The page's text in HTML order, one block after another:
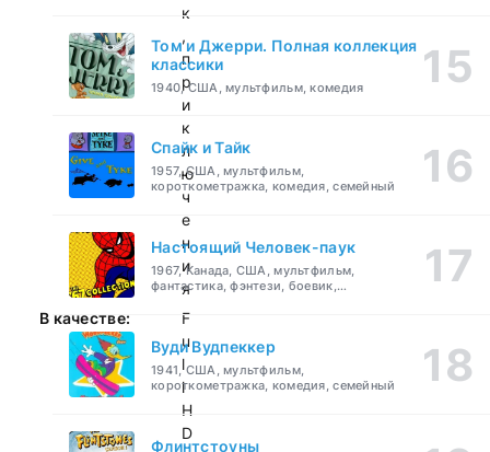
к
,
п
р
и
к
л
ю
ч
е
н
и
я
В качестве:
F
u
l
l
H
D
Том и Джерри. Полная коллекция
классики
1940, США, мультфильм, комедия
Спайк и Тайк
1957, США, мультфильм,
короткометражка, комедия, семейный
Настоящий Человек-паук
1967, Канада, США, мультфильм,
фантастика, фэнтези, боевик,
Вуди Вудпеккер
1941, США, мультфильм,
короткометражка, комедия, семейный
Флинтстоуны